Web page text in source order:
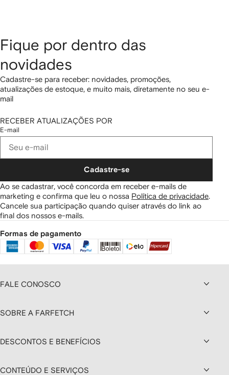
Fique por dentro das
novidades
Cadastre-se para receber: novidades, promoções,
atualizações de estoque, e muito mais, diretamente no seu e-
mail
RECEBER ATUALIZAÇÕES POR
E-mail
Cadastre-se
Ao se cadastrar, você concorda em receber e-mails de
marketing e confirma que leu o nossa Política de privacidade
Cancele sua participação quando quiser através do link ao
final dos nossos e-mails.
Formas de pagamento
FALE CONOSCO
SOBRE A FARFETCH
DESCONTOS E BENEFÍCIOS
CONTEÚDO E SERVIÇOS